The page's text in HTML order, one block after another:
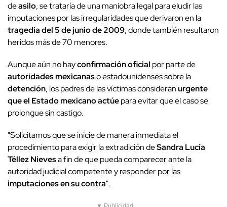
deasilo, se trataría de una maniobra legal para eludir las
imputaciones por las irregularidades que derivaron en la
tragedia del 5 de junio de 2009, donde también resultaron
heridos más de 70 menores.
Aunque aún no hayconfirmación oficial por parte de
autoridades mexicanaso estadounidenses sobre la
detención, los padres de las víctimas consideranurgente
que el Estado mexicano actúepara evitar que el caso se
prolongue sin castigo.
"Solicitamos que se inicie de manera inmediata el
procedimiento para exigir la extradición deSandra Lucía
Téllez Nievesa fin de que pueda comparecer ante la
autoridad judicial competente y responder por las
imputaciones en su contra".